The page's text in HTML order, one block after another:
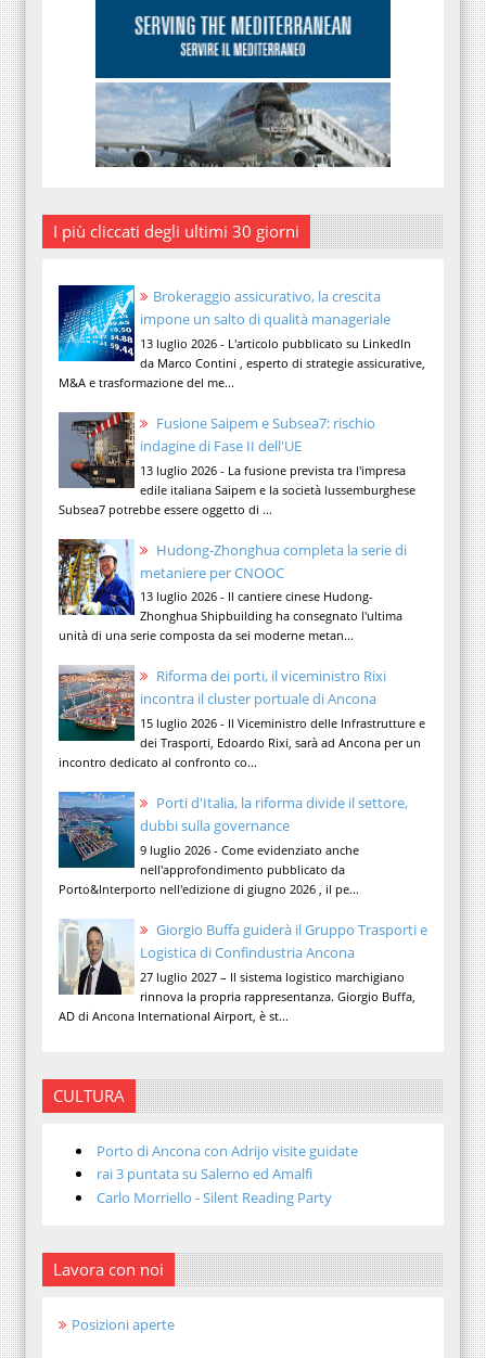
I più cliccati degli ultimi 30 giorni
Brokeraggio assicurativo, la crescita
impone un salto di qualità manageriale
13 luglio 2026 - L'articolo pubblicato su LinkedIn
da Marco Contini , esperto di strategie assicurative,
M&A e trasformazione del me...
Fusione Saipem e Subsea7: rischio
indagine di Fase II dell'UE
13 luglio 2026 - La fusione prevista tra l'impresa
edile italiana Saipem e la società lussemburghese
Subsea7 potrebbe essere oggetto di ...
Hudong-Zhonghua completa la serie di
metaniere per CNOOC
13 luglio 2026 - Il cantiere cinese Hudong-
Zhonghua Shipbuilding ha consegnato l'ultima
unità di una serie composta da sei moderne metan...
Riforma dei porti, il viceministro Rixi
incontra il cluster portuale di Ancona
15 luglio 2026 - Il Viceministro delle Infrastrutture e
dei Trasporti, Edoardo Rixi, sarà ad Ancona per un
incontro dedicato al confronto co...
Porti d'Italia, la riforma divide il settore,
dubbi sulla governance
9 luglio 2026 - Come evidenziato anche
nell'approfondimento pubblicato da
Porto&Interporto nell'edizione di giugno 2026 , il pe...
Giorgio Buffa guiderà il Gruppo Trasporti e
Logistica di Confindustria Ancona
27 luglio 2027 – Il sistema logistico marchigiano
rinnova la propria rappresentanza. Giorgio Buffa,
AD di Ancona International Airport, è st...
CULTURA
Porto di Ancona con Adrijo visite guidate
rai 3 puntata su Salerno ed Amalfi
Carlo Morriello - Silent Reading Party
Lavora con noi
Posizioni aperte